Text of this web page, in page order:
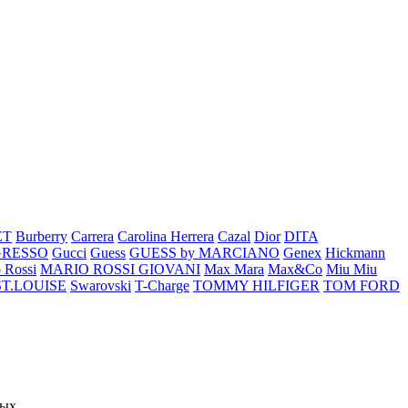
Burberry Carrera Carolina Herrera Cazal Dior DITA
Gucci Guess GUESS by MARCIANO Genex Hickmann
MARIO ROSSI GIOVANI Max Mara Max&Co Miu Miu
Swarovski T-Charge TOMMY HILFIGER TOM FORD